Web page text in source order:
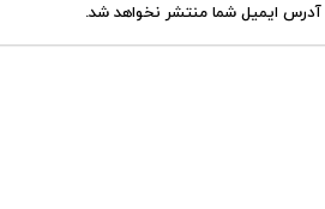
آدرس ایمیل شما منتشر نخواهد شد.